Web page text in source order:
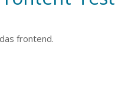
frontend.